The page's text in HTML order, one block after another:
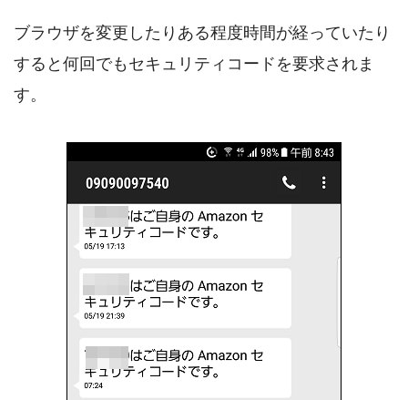
ブラウザを変更したりある程度時間が経っていたり
すると何回でもセキュリティコードを要求されま
す。